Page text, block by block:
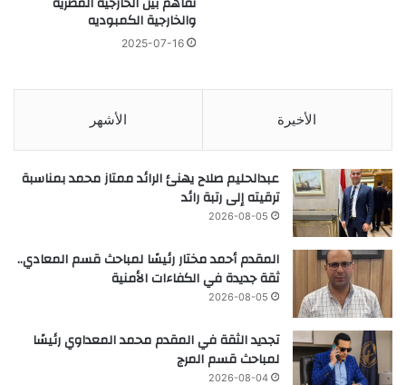
والخارجية الكمبوديه
2025-07-16
الأخيرة الأشهر
عبدالحليم صلاح يهنئ الرائد ممتاز محمد بمناسبة
ترقيته إلى رتبة رائد
2026-08-05
المقدم أحمد مختار رئيسًا لمباحث قسم المعادي..
ثقة جديدة في الكفاءات الأمنية
2026-08-05
تجديد الثقة في المقدم محمد المعداوي رئيسًا
لمباحث قسم المرج
2026-08-04